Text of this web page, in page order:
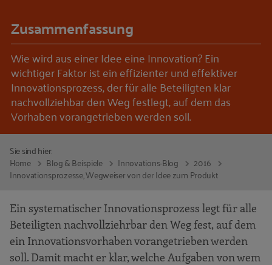
Zusammenfassung
Wie wird aus einer Idee eine Innovation? Ein
wichtiger Faktor ist ein effizienter und effektiver
Innovationsprozess, der für alle Beteiligten klar
nachvollziehbar den Weg festlegt, auf dem das
Vorhaben vorangetrieben werden soll.
Sie sind hier:
Home
Blog & Beispiele Innovations-Blog
2016
Innovationsprozesse, Wegweiser von der Idee zum Produkt
Ein systematischer Innovationsprozess legt für alle
Beteiligten nachvollziehrbar den Weg fest, auf dem
ein Innovationsvorhaben vorangetrieben werden
soll. Damit macht er klar, welche Aufgaben von wem